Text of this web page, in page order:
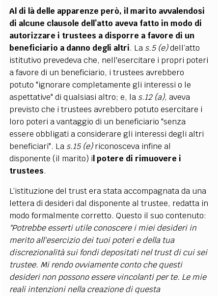
Al di là delle apparenze però, il marito avvalendosi
di alcune clausole dell’atto aveva fatto in modo di
autorizzare i trustees a disporre a favore di un
beneficiario a danno degli altri. La s.5 (e)dell’atto
istitutivo prevedeva che, nell'esercitare i propri poteri
a favore di un beneficiario, i trustees avrebbero
potuto "ignorare completamente gli interessi o le
aspettative" di qualsiasi altro; e, la s.12 (a), aveva
previsto che i trustees avrebbero potuto esercitare i
loro poteri a vantaggio di un beneficiario "senza
essere obbligati a considerare gli interessi degli altri
beneficiari". La s.15 (e)riconosceva infine al
disponente (il marito) i l potere di rimuovere i
trustees.
L’istituzione del trust era stata accompagnata da una
lettera di desideri dal disponente al trustee, redatta in
modo formalmente corretto. Questo il suo contenuto:
"Potrebbe esserti utile conoscere i miei desideri in
merito all'esercizio dei tuoi poteri e della tua
discrezionalità sui fondi depositati nel trust di cui sei
trustee. Mi rendo ovviamente conto che questi
desideri non possono essere vincolanti per te. Le mie
reali intenzioni nella creazione di questa